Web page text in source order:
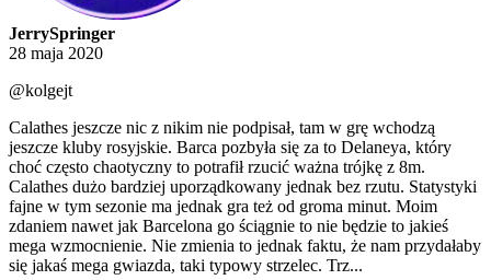
JerrySpringer
28 maja 2020
@kolgejt
Calathes jeszcze nic z nikim nie podpisał, tam w grę wchodzą
jeszcze kluby rosyjskie. Barca pozbyła się za to Delaneya, który
choć często chaotyczny to potrafił rzucić ważna trójkę z 8m.
Calathes dużo bardziej uporządkowany jednak bez rzutu. Statystyki
fajne w tym sezonie ma jednak gra też od groma minut. Moim
zdaniem nawet jak Barcelona go ściągnie to nie będzie to jakieś
mega wzmocnienie. Nie zmienia to jednak faktu, że nam przydałaby
się jakaś mega gwiazda, taki typowy strzelec. Trz...